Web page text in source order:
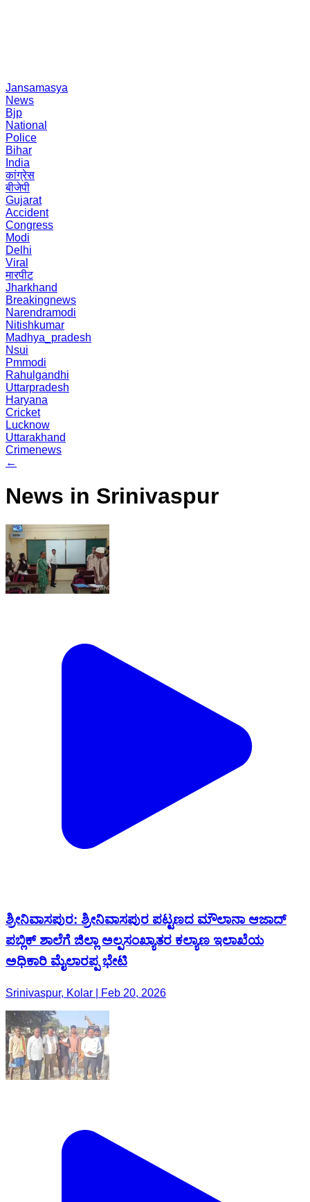
Jansamasya
News
Bjp
National
Police
Bihar
India
कांग्रेस
बीजेपी
Gujarat
Accident
Congress
Modi
Delhi
Viral
मारपीट
Jharkhand
Breakingnews
Narendramodi
Nitishkumar
Madhya_pradesh
Nsui
Pmmodi
Rahulgandhi
Uttarpradesh
Haryana
Cricket
Lucknow
Uttarakhand
Crimenews
←
News in Srinivaspur
ಶ್ರೀನಿವಾಸಪುರ: ಶ್ರೀನಿವಾಸಪುರ ಪಟ್ಟಣದ ಮೌಲಾನಾ ಆಜಾದ್
ಪಬ್ಲಿಕ್ ಶಾಲೆಗೆ ಜಿಲ್ಲಾ ಅಲ್ಪಸಂಖ್ಯಾತರ ಕಲ್ಯಾಣ ಇಲಾಖೆಯ
ಅಧಿಕಾರಿ ಮೈಲಾರಪ್ಪ ಭೇಟಿ
Srinivaspur, Kolar | Feb 20, 2026